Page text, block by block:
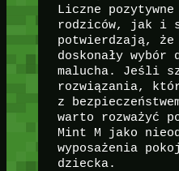
Liczne
rodziców, jak i
potwierdzają, że
doskonały wybór
malucha. Jeśli
rozwiązania,
z
warto rozważyć
Mint M jako
wyposażenia
dziecka.